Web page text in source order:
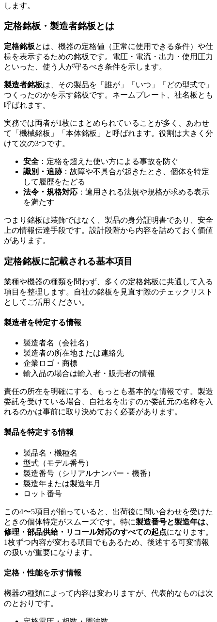
します。
定格銘板・製造者銘板とは
定格銘板とは、機器の定格値（正常に使用できる条件）や仕
様を表示するための銘板です。電圧・電流・出力・使用圧力
といった、使う人が守るべき条件を示します。
製造者銘板は、その製品を「誰が」「いつ」「どの型式で」
つくったのかを示す銘板です。ネームプレート、社名板とも
呼ばれます。
実務では両者が1枚にまとめられていることが多く、あわせ
て「機械銘板」「本体銘板」と呼ばれます。役割は大きく分
けて次の3つです。
安全 ：定格を超えた使い方による事故を防ぐ
識別・追跡：故障や不具合が起きたとき、個体を特定
して履歴をたどる
法令・規格対応 ：適用される法規や規格が求める表示
を満たす
つまり銘板は装飾ではなく、製品の身分証明書であり、安全
上の情報伝達手段です。設計段階から内容を詰めておく価値
があります。
定格銘板に記載される基本項目
業種や機器の種類を問わず、多くの定格銘板に共通して入る
項目を整理します。自社の銘板を見直す際のチェックリスト
としてご活用ください。
製造者を特定する情報
製造者名（会社名）
製造者の所在地または連絡先
企業ロゴ・商標
輸入品の場合は輸入者・販売者の情報
責任の所在を明確にする、もっとも基本的な情報です。製造
委託を受けている場合、自社名を出すのか委託元の名称を入
れるのかは事前に取り決めておく必要があります。
製品を特定する情報
製品名・機種名
型式（モデル番号）
製造番号（シリアルナンバー・機番）
製造年または製造年月
ロット番号
この4〜5項目が揃っていると、出荷後に問い合わせを受けた
ときの個体特定がスムーズです。特に製造番号と製造年は、
修理・部品供給・リコール対応のすべての起点になります。
1枚ずつ内容が変わる項目でもあるため、後述する可変情報
の扱いが重要になります。
定格・性能を示す情報
機器の種類によって内容は変わりますが、代表的なものは次
のとおりです。